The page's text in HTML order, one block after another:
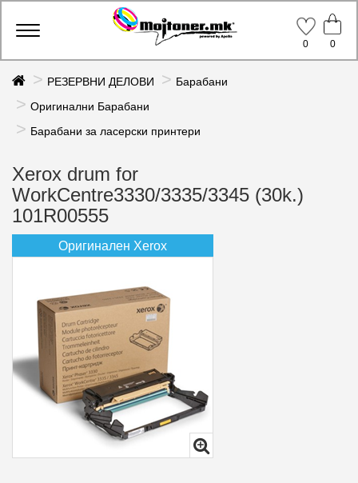
Toggle
0
0
РЕЗЕРВНИ ДЕЛОВИ
Барабани
Оригинални Барабани
Барабани за ласерски принтери
Xerox drum for
WorkCentre3330/3335/3345 (30k.)
101R00555
Оригинален Xerox